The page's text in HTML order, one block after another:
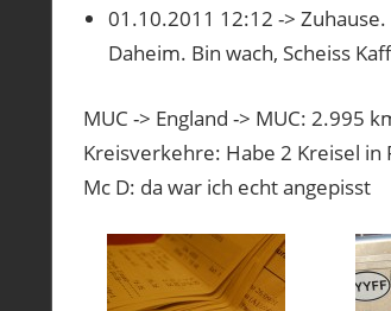
01.10.2011 12:12 ->
Daheim. Bin wach, Scheiss
MUC -> England -> MUC: 2.995
Kreisverkehre: Habe 2 Kreisel
Mc D: da war ich echt angepisst